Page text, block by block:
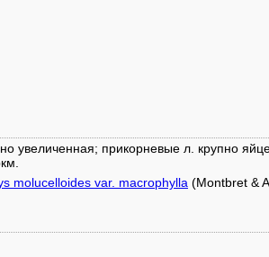
увеличенная; прикорневые л. крупно
molucelloides var. macrophylla (Montbret &